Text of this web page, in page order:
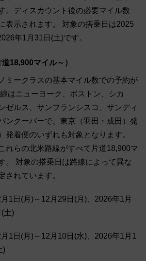
。ディスカウント後の必要マイル数
表示されます。 対象の搭乗日は2025
年1月31日(土)です。
18,900マイル～）
ミークラスの基本マイル数での予約が
はニューヨーク、ボストン、シカ
ゼルス、サンフランシスコ、サンディ
ンクーバーで、東京（羽田・成田）発
発着便のいずれも対象となります。
れらの北米路線がすべて片道18,900マ
。 対象の搭乗日は路線によって異な
されています。
1日(月)～12月29日(月)、2026年1月
土)
1日(月)～12月10日(水)、2026年1月1
)